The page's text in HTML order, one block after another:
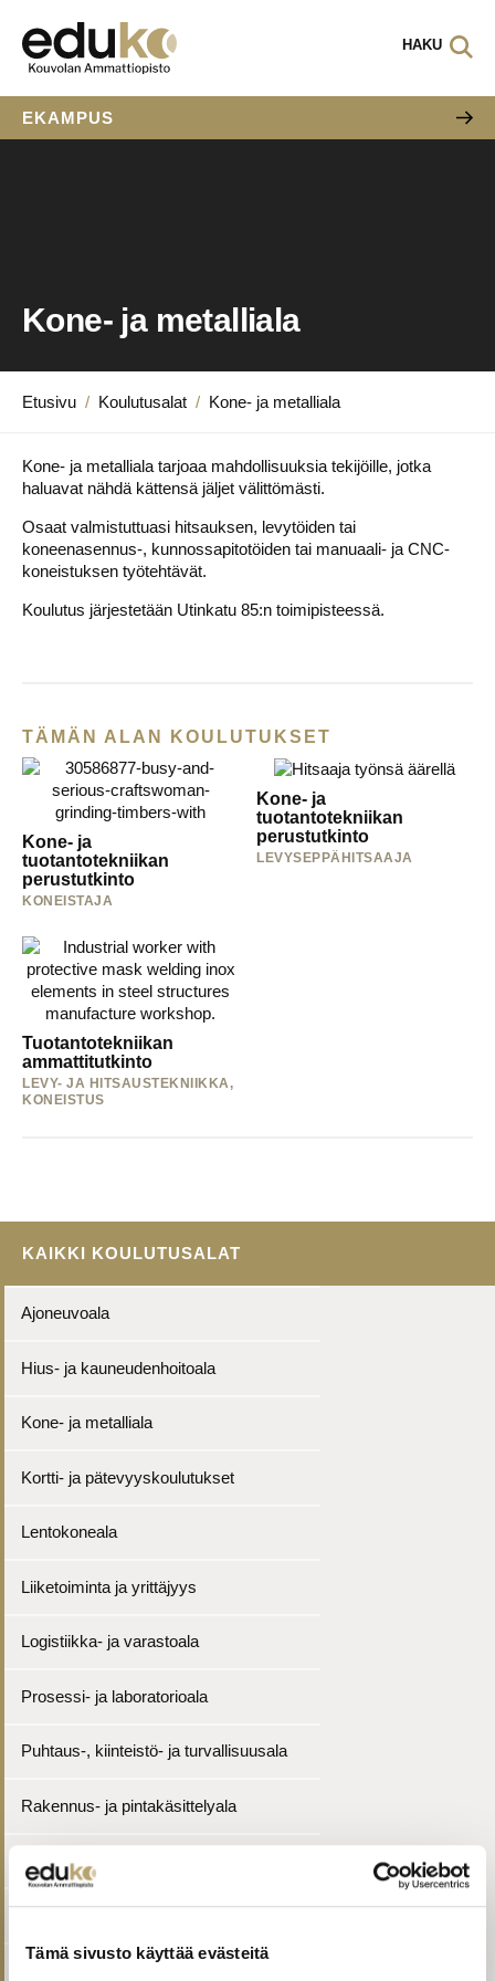
Tämä sivusto käyttää evästeitä
HAKU
EKAMPUS
Kone- ja metalliala
Etusivu / Koulutusalat / Kone- ja metalliala
Kone- ja metalliala tarjoaa mahdollisuuksia tekijöille, jotka
haluavat nähdä kättensä jäljet välittömästi.
Osaat valmistuttuasi hitsauksen, levytöiden tai
koneenasennus-, kunnossapitotöiden tai manuaali- ja CNC-
koneistuksen työtehtävät.
Koulutus järjestetään Utinkatu 85:n toimipisteessä.
TÄMÄN ALAN KOULUTUKSET
Kone- ja
tuotantotekniikan
perustutkinto
KONEISTAJA
Kone- ja
tuotantotekniikan
perustutkinto
LEVYSEPPÄHITSAAJA
Tuotantotekniikan
ammattitutkinto
LEVY- JA HITSAUSTEKNIIKKA,
KONEISTUS
KAIKKI KOULUTUSALAT
Ajoneuvoala
Hius- ja kauneudenhoitoala
Kone- ja metalliala
Kortti- ja pätevyyskoulutukset
Lentokoneala
Liiketoiminta ja yrittäjyys
Logistiikka- ja varastoala
Prosessi- ja laboratorioala
Puhtaus-, kiinteistö- ja turvallisuusala
Rakennus- ja pintakäsittelyala
Ravintola-, catering- ja elintarvikeala